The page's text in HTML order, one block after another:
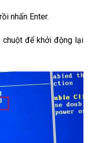
nhấn Enter.
để khởi động lại